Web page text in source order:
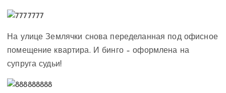
На улице Землячки снова переделанная под офисное
помещение квартира. И бинго – оформлена на
супруга судьи!